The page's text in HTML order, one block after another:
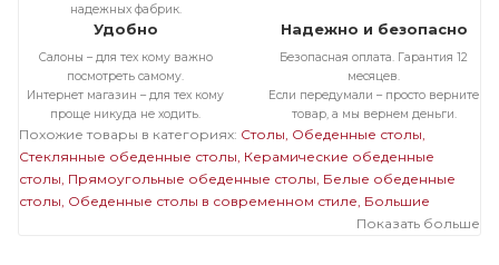
надежных фабрик.
Удобно
Салоны – для тех кому важно
посмотреть самому.
Интернет магазин – для тех кому
проще никуда не ходить.
Надежно и безопасно
Безопасная оплата. Гарантия 12
месяцев.
Если передумали – просто верните
товар, а мы вернем деньги.
Похожие товары в категориях: Столы Обеденные столы
Стеклянные обеденные столы Керамические обеденные
столы Прямоугольные обеденные столы Белые обеденные
столы Обеденные столы в современном стиле Большие
Стеклянные прямоугольные столыПоказать больше